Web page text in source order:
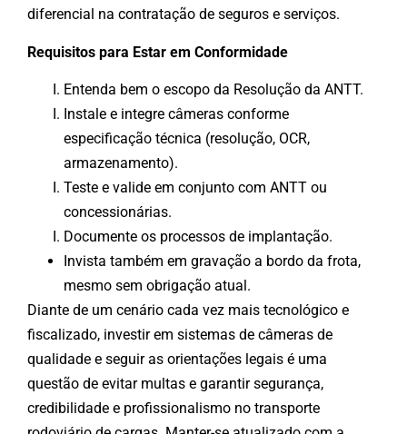
diferencial na contratação de seguros e serviços.
Requisitos para Estar em Conformidade
Entenda bem o escopo da Resolução da ANTT.
Instale e integre câmeras conforme
especificação técnica (resolução, OCR,
armazenamento).
Teste e valide em conjunto com ANTT ou
concessionárias.
Documente os processos de implantação.
Invista também em gravação a bordo da frota,
mesmo sem obrigação atual.
Diante de um cenário cada vez mais tecnológico e
fiscalizado, investir em sistemas de câmeras de
qualidade e seguir as orientações legais é uma
questão de evitar multas e garantir segurança,
credibilidade e profissionalismo no transporte